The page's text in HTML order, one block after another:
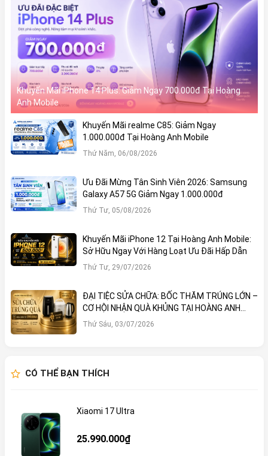
Khuyến Mãi iPhone 14 Plus: Giảm Ngay 700.000đ Tại Hoàng
Anh Mobile
Khuyến Mãi realme C85: Giảm Ngay
1.000.000đ Tại Hoàng Anh Mobile
Thứ Năm, 06/08/2026
Ưu Đãi Mừng Tân Sinh Viên 2026: Samsung
Galaxy A57 5G Giảm Ngay 1.000.000đ
Thứ Tư, 05/08/2026
Khuyến Mãi iPhone 12 Tại Hoàng Anh Mobile:
Sở Hữu Ngay Với Hàng Loạt Ưu Đãi Hấp Dẫn
Thứ Tư, 29/07/2026
ĐẠI TIỆC SỬA CHỮA: BỐC THĂM TRÚNG LỚN –
CƠ HỘI NHẬN QUÀ KHỦNG TẠI HOÀNG ANH
MOBILE
Thứ Sáu, 03/07/2026
CÓ THỂ BẠN THÍCH
Xiaomi 17 Ultra
25.990.000₫